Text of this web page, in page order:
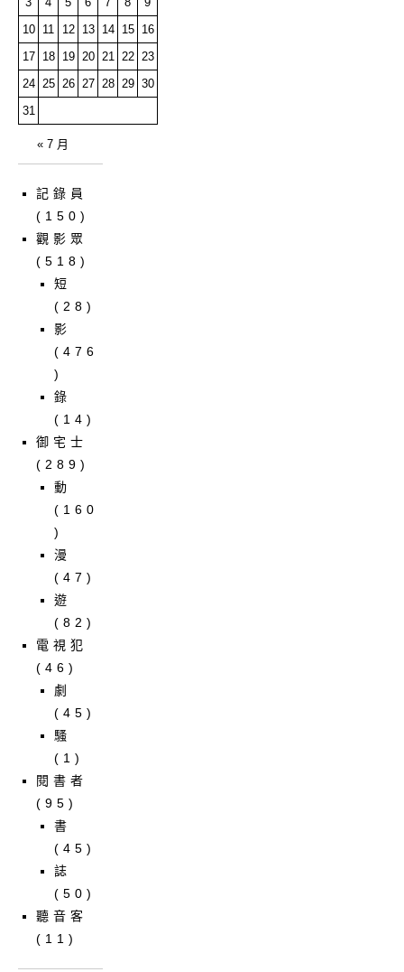
10
11 12 13 14 15
16
17
18 19 20 21 22 23
24 25 26 27 28 29 30
31
« 7 月
記錄員
(150)
觀影眾
(518)
短
(28)
影
(476
)
錄
(14)
御宅士
(289)
動
(160
)
漫
(47)
遊
(82)
電視犯
(46)
劇
(45)
騷
(1)
閱書者
(95)
書
(45)
誌
(50)
聽音客
(11)